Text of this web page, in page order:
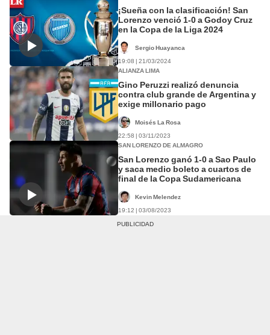
¡Sueña con la clasificación! San
Lorenzo venció 1-0 a Godoy Cruz
en la Copa de la Liga 2024
Sergio Huayanca
19:08 | 21/03/2024
ALIANZA LIMA
Gino Peruzzi realizó denuncia
contra club grande de Argentina y
exige millonario pago
Moisés La Rosa
22:58 | 03/11/2023
SAN LORENZO DE ALMAGRO
San Lorenzo ganó 1-0 a Sao Paulo
y saca medio boleto a cuartos de
final de la Copa Sudamericana
Kevin Melendez
19:12 | 03/08/2023